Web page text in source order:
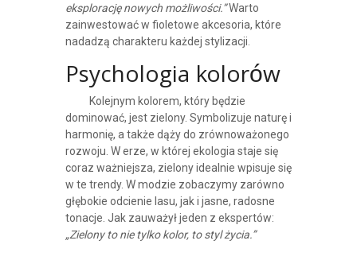
eksplorację nowych możliwości.”Warto
zainwestować w fioletowe akcesoria, które
nadadzą charakteru każdej stylizacji.
Psychologia kolorów
Kolejnym kolorem, który będzie
dominować, jest zielony. Symbolizuje naturę i
harmonię, a także dąży do zrównoważonego
rozwoju. W erze, w której ekologia staje się
coraz ważniejsza, zielony idealnie wpisuje się
w te trendy. W modzie zobaczymy zarówno
głębokie odcienie lasu, jak i jasne, radosne
tonacje. Jak zauważył jeden z ekspertów:
„Zielony to nie tylko kolor, to styl życia.”